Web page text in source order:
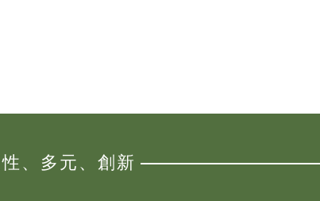
、多元、創新